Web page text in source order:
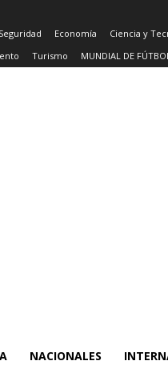
Seguridad Economía Ciencia y
Turismo MUNDIAL DE
NACIONALES